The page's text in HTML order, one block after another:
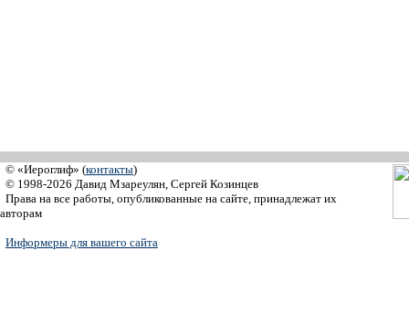
© «Иероглиф» (контакты)
© 1998-2026 Давид Мзареулян, Сергей Козинцев
Права на все работы, опубликованные на сайте, принадлежат их
авторам
Информеры для вашего сайта